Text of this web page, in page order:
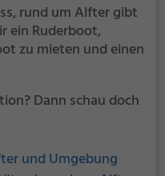
rund um Alfter gibt
ein Ruderboot,
zu mieten und einen
Dann schau doch
und Umgebung